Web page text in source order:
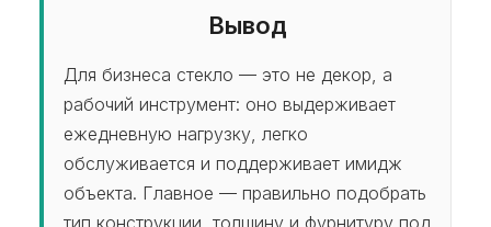
многолетней эксплуатации. Срок службы самой
фурнитуры и регулярным обслуживанием
механизмов.
Вывод
Для бизнеса стекло — это не декор, а
рабочий инструмент: оно выдерживает
ежедневную нагрузку, легко
обслуживается и поддерживает имидж
объекта. Главное — правильно подобрать
тип конструкции, толщину и фурнитуру под